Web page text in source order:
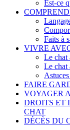
Est-ce
Faits à
VIVRE
Le chat
Le chat
FAIRE
VOYAGER
DROITS ET
CHAT
DÉCÈS DU